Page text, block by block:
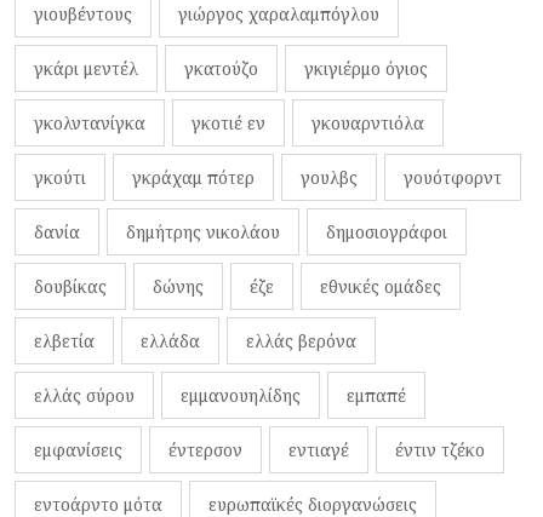
γιουβέντους γιώργος χαραλαμπόγλου
γκάρι μεντέλ γκατούζο γκιγιέρμο όγιος
γκολντανίγκα γκοτιέ εν γκουαρντιόλα
γκούτι γκράχαμ πότερ γουλβς γουότφορντ
δανία δημήτρης νικολάου δημοσιογράφοι
δουβίκας δώνης έζε εθνικές ομάδες
ελβετία ελλάδα ελλάς βερόνα
ελλάς σύρου εμμανουηλίδης εμπαπέ
εμφανίσεις έντερσον εντιαγέ έντιν τζέκο
εντοάρντο μότα ευρωπαϊκές διοργανώσεις